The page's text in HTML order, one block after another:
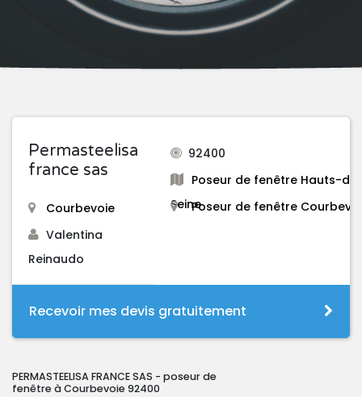
Permasteelisa
france sas
Courbevoie
Valentina
Reinaudo
92400
Poseur de fenêtre Hauts-
SeinePoseur de fenêtre
Recevoir mes devis gratuitement
PERMASTEELISA FRANCE SAS - poseur de
fenêtre à Courbevoie 92400